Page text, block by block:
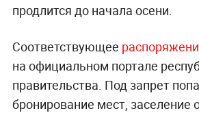
продлится до начала осени.
Соответствующее
на официальном портале
правительства. Под запрет
бронирование мест, заселение